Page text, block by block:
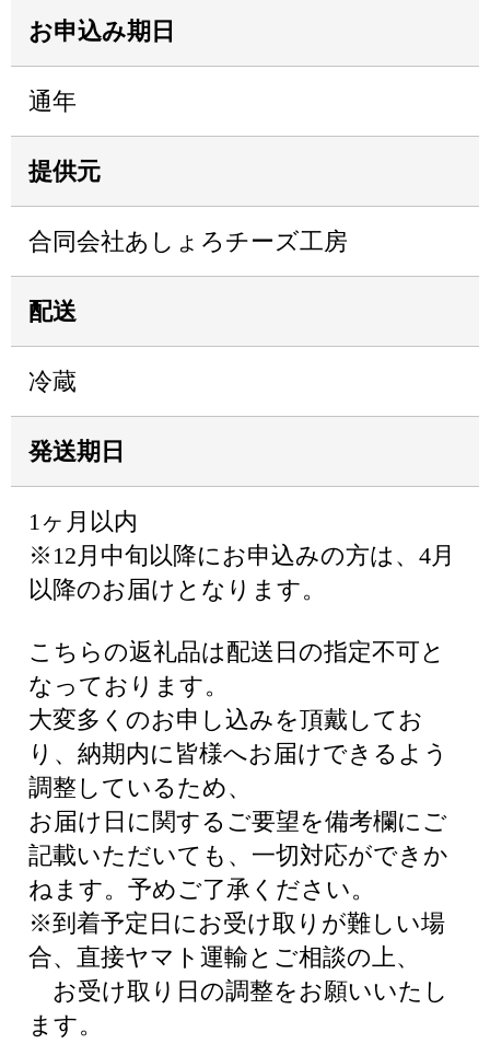
お申込み期日
通年
提供元
合同会社あしょろチーズ工房
配送
冷蔵
発送期日
1ヶ月以内
※12月中旬以降にお申込みの方は、4月
以降のお届けとなります。
こちらの返礼品は配送日の指定不可と
なっております。
大変多くのお申し込みを頂戴してお
り、納期内に皆様へお届けできるよう
調整しているため、
お届け日に関するご要望を備考欄にご
記載いただいても、一切対応ができか
ねます。予めご了承ください。
※到着予定日にお受け取りが難しい場
合、直接ヤマト運輸とご相談の上、
お受け取り日の調整をお願いいたし
ます。